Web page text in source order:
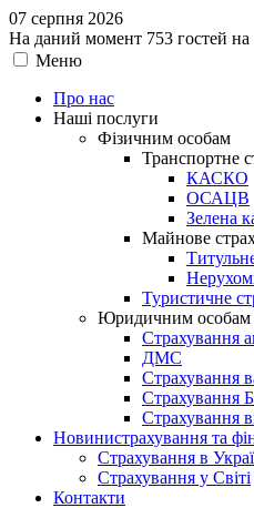
07 серпня 2026
На даний момент 753 гостей на
Меню
Про нас
Наші послуги
Фізичним особам
Транспортне
КАСКО
ОСАЦВ
Зелена
Майнове
Туристичне
Юридичним особам
Страхування
ДМС
Страхування
Страхування
Страхування
Новинистрахування та
Страхування в
Страхування у Світі
Контакти